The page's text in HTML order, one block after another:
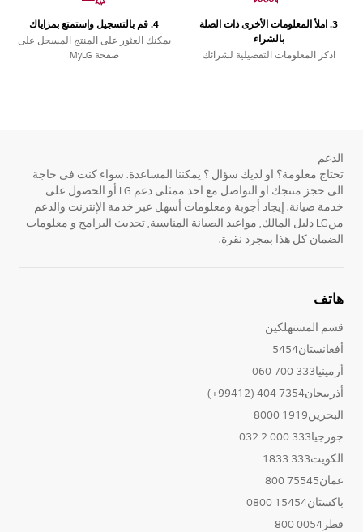
3. املأ المعلومات الأخرى ذات الصلة
بالشراء
اذكر المعلومات التفصيلية لشرائك
4. قم بالتسجيل واستمتع بمزاياك
يمكنك العثور على المنتج المسجل على
صفحة MyLG
الدعم
تحتاج معلومة؟ او لديك سؤال ؟ يمكننا المساعدة. سواء كنت فى حاجة
الى حجز منتجك او التواصل مع احد ممثلى دعم LG أو الحصول على
خدمة صيانة. إيجاد أجوبة ومعلومات أسهل عبر خدمة الإنترنت والدعم
منLG دليل المالك, مواعيد الصيانة المناسبة, تحديث البرامج و معلومات
الضمان كل هذا بمجرد نقرة.
هاتف
قسم المستهلكين
أفغانستان5454
أرمينيا333 700 060
أذربيجان7354 404 (99412+)
البحرين1919 8000
جورجيا333 000 2 032
الكويت333 1833
عمان75545 800
باكستان15454 0800
قطر0054 800